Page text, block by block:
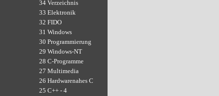
34 Verzeichnis
33 Elektronik
32 FIDO
31 Windows
30 Programmierung
29 Windows-NT
28 C-Programme
27 Multimedia
26 Hardwarenahes C
25 C++ - 4